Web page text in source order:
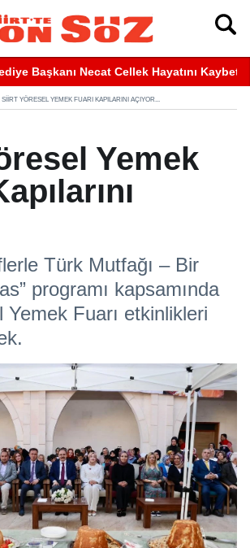
Sularının Yükselmesiyle Mahsur Kalan
SIIRT YÖRESEL YEMEK FUARI KAPILARINI AÇIYOR...
Yemek
Türk Mutfağı – Bir
programı kapsamında
Yemek Fuarı etkinlikleri